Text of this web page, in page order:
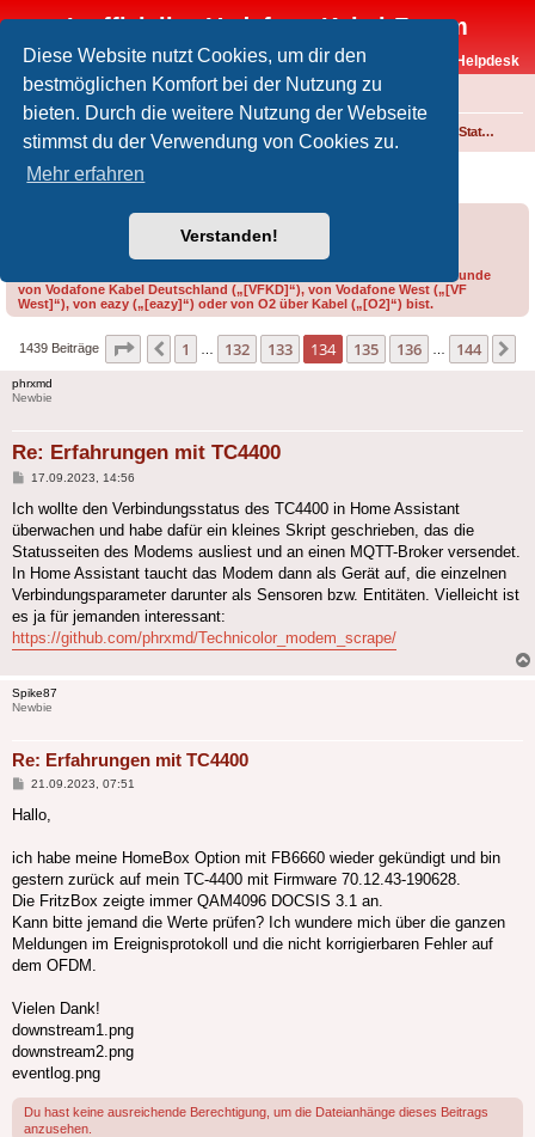
Diese Website nutzt Cookies, um dir den
bestmöglichen Komfort bei der Nutzung zu
bieten. Durch die weitere Nutzung der Webseite
stimmst du der Verwendung von Cookies zu.
Mehr erfahren
Verstanden!
Inoffizielles Vodafone-Kabel-Forum
Vodafone-Kabel-Helpdesk
FAQ
Foren-Übersicht Vodafone Station, Ultra Hub 7 Kabel sowie weitere Geräte von CommScope, Technicolor, Arris, Compal, Sagemcom und Hitron
Erfahrungen mit TC4400
Bitte gib bei der Erstellung eines Threads im Feld „Präfix“ an, ob du Kunde
von Vodafone Kabel Deutschland („[VFKD]“), von Vodafone West („[VF
West]“), von eazy („[eazy]“) oder von O2 über Kabel („[O2]“) bist.
1439 Beiträge Seite 134 von144
Vorherige
1 132 133 134 135 136 144
phrxmd
Newbie
Re: Erfahrungen mit TC4400
Beitrag
17.09.2023, 14:56
Ich wollte den Verbindungsstatus des TC4400 in Home Assistant
überwachen und habe dafür ein kleines Skript geschrieben, das die
Statusseiten des Modems ausliest und an einen MQTT-Broker versendet.
In Home Assistant taucht das Modem dann als Gerät auf, die einzelnen
Verbindungsparameter darunter als Sensoren bzw. Entitäten. Vielleicht ist
es ja für jemanden interessant:
https://github.com/phrxmd/Technicolor_modem_scrape/
Spike87
Newbie
Re: Erfahrungen mit TC4400
Beitrag
21.09.2023, 07:51
Hallo,
ich habe meine HomeBox Option mit FB6660 wieder gekündigt und bin
gestern zurück auf mein TC-4400 mit Firmware 70.12.43-190628.
Die FritzBox zeigte immer QAM4096 DOCSIS 3.1 an.
Kann bitte jemand die Werte prüfen? Ich wundere mich über die ganzen
Meldungen im Ereignisprotokoll und die nicht korrigierbaren Fehler auf
dem OFDM.
Vielen Dank!
downstream1.png
downstream2.png
eventlog.png
Du hast keine ausreichende Berechtigung, um die Dateianhänge dieses Beitrags
anzusehen.